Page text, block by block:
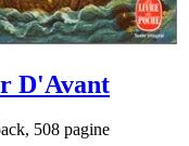
D'Avant
508 pagine